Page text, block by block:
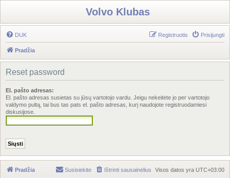
Volvo Klubas
DUK Prisijungti
Registruotis
Pradžia
Reset password
El. pašto adresas:
El. pašto adresas susietas su jūsų vartotojo vardu. Jeigu nekeitėte jo per vartotojo
valdymo pultą, tai bus tas pats el. pašto adresas, kurį naudojote registruodamiesi
diskusijose.
Pradžia Visos datos yra UTC+03:00
Ištrinti sausainėlius
Susisiekite